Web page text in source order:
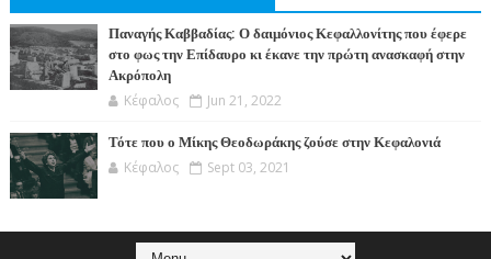
Παναγής Καββαδίας: Ο δαιμόνιος Κεφαλλονίτης που έφερε
στο φως την Επίδαυρο κι έκανε την πρώτη ανασκαφή στην
Ακρόπολη
Κέφαλος Jun 21, 2022
Τότε που ο Μίκης Θεοδωράκης ζούσε στην Κεφαλονιά
Κέφαλος Sept 03, 2021